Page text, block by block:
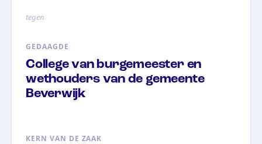
tegen
GEDAAGDE
College van burgemeester en
wethouders van de gemeente
Beverwijk
KERN VAN DE ZAAK